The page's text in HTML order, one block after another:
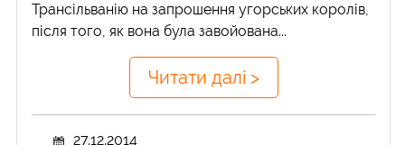
Трансільванію на запрошення угорських королів,
після того, як вона була завойована...
Читати далі >
27.12.2014